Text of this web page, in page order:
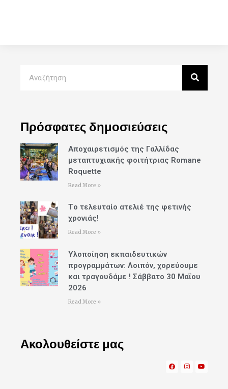
Πρόσφατες δημοσιεύσεις
Αποχαιρετισμός της Γαλλίδας
μεταπτυχιακής φοιτήτριας Romane
Roquette
Read More »
Tο τελευταίο ατελιέ της φετινής
χρονιάς!
Read More »
Υλοποίηση εκπαιδευτικών
προγραμμάτων: Λοιπόν, χορεύουμε
και τραγουδάμε ! Σάββατο 30 Μαΐου
2026
Read More »
Ακολουθείστε μας